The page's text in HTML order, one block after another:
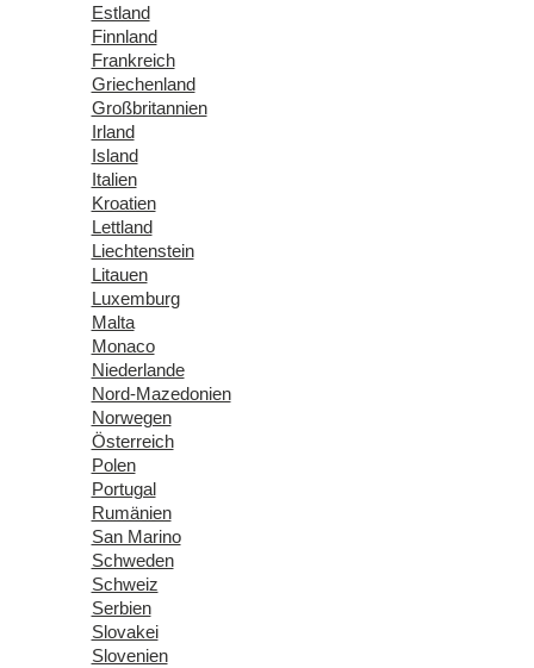
Estland
Finnland
Frankreich
Griechenland
Großbritannien
Irland
Island
Italien
Kroatien
Lettland
Liechtenstein
Litauen
Luxemburg
Malta
Monaco
Niederlande
Nord-Mazedonien
Norwegen
Österreich
Polen
Portugal
Rumänien
San Marino
Schweden
Schweiz
Serbien
Slovakei
Slovenien